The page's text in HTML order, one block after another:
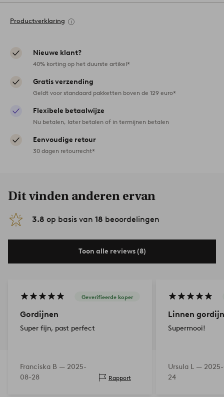
Productverklaring
Nieuwe klant?
40% korting op het duurste artikel*
Gratis verzending
Geldt voor standaard pakketten boven de 129 euro*
Flexibele betaalwijze
Nu betalen, later betalen of in termijnen betalen
Eenvoudige retour
30 dagen retourrecht*
Dit vinden anderen ervan
3.8 op basis van 18 beoordelingen
Toon alle reviews (8)
Geverifieerde koper
Gordijnen
Super fijn, past perfect
Franciska B — 2025-
08-28
Rapport
Linnen
Supermooi!
Ursula L —
24